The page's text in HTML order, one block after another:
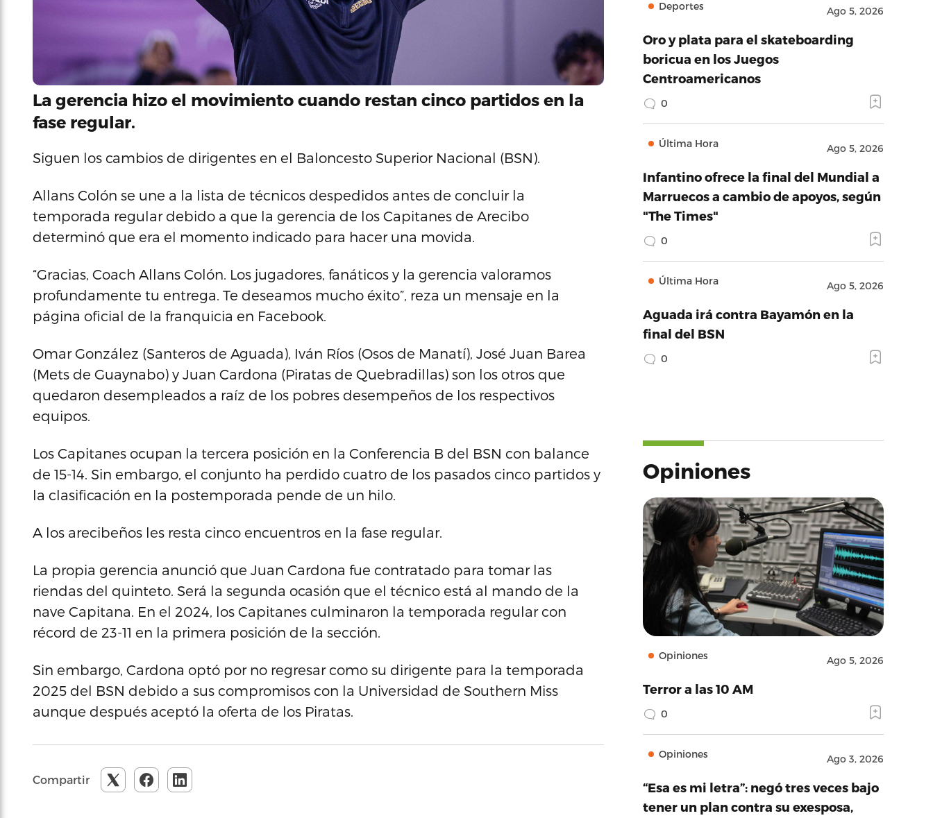
La gerencia hizo el movimiento cuando restan cinco partidos en la
fase regular.
Siguen los cambios de dirigentes en el Baloncesto Superior Nacional (BSN).
Allans Colón se une a la lista de técnicos despedidos antes de concluir la
temporada regular debido a que la gerencia de los Capitanes de Arecibo
determinó que era el momento indicado para hacer una movida.
“Gracias, Coach Allans Colón. Los jugadores, fanáticos y la gerencia valoramos
profundamente tu entrega. Te deseamos mucho éxito”, reza un mensaje en la
página oficial de la franquicia en Facebook.
Omar González (Santeros de Aguada), Iván Ríos (Osos de Manatí), José Juan Barea
(Mets de Guaynabo) y Juan Cardona (Piratas de Quebradillas) son los otros que
quedaron desempleados a raíz de los pobres desempeños de los respectivos
equipos.
Los Capitanes ocupan la tercera posición en la Conferencia B del BSN con balance
de 15-14. Sin embargo, el conjunto ha perdido cuatro de los pasados cinco partidos y
la clasificación en la postemporada pende de un hilo.
A los arecibeños les resta cinco encuentros en la fase regular.
La propia gerencia anunció que Juan Cardona fue contratado para tomar las
riendas del quinteto. Será la segunda ocasión que el técnico está al mando de la
nave Capitana. En el 2024, los Capitanes culminaron la temporada regular con
récord de 23-11 en la primera posición de la sección.
Sin embargo, Cardona optó por no regresar como su dirigente para la temporada
2025 del BSN debido a sus compromisos con la Universidad de Southern Miss
aunque después aceptó la oferta de los Piratas.
Compartir
Deportes Ago 5, 2026
Oro y plata para el skateboarding
boricua en los Juegos
Centroamericanos
0
Última Hora Ago 5, 2026
Infantino ofrece la final del Mundial a
Marruecos a cambio de apoyos, según
"The Times"
0
Última Hora Ago 5, 2026
Aguada irá contra Bayamón en la
final del BSN
0
Opiniones
Opiniones Ago 5, 2026
Terror a las 10 AM
0
Opiniones Ago 3, 2026
“Esa es mi letra”: negó tres veces bajo
tener un plan contra su exesposa,